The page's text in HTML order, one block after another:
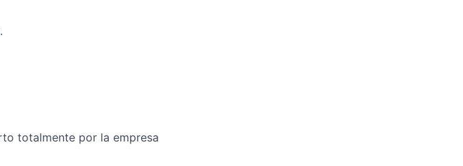
totalmente por la empresa